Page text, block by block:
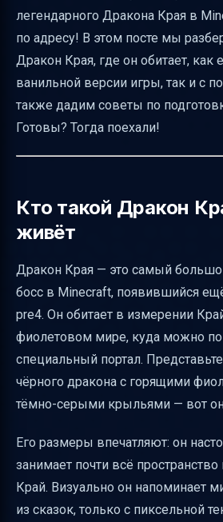
Что происходит с яйцом
победы
Шкала здоровья и
Какие блоки дракон может
Рекомендуемые предметы,
Как дракон ведёт себя в
Нижнем мире
Дропы и опыт после
Как призвать дракона
особенности
Советы по подготовке и
Частые ошибки и как их
Полезные ссылки
легендарного Дракона Края в
по адресу! В этом посте мы
Дракон Края, где он обитает, как
ванильной версии игры, так и с
также дадим советы по
Готовы? Тогда поехали!
Кто такой Дракон
живёт
Дракон Края — это самый
босс в Minecraft, появившийся
pre4. Он обитает в измерении
фиолетовом мире, куда можно
специальный портал.
чёрного дракона с горящими
тёмно-серыми крыльями — вот
Его размеры впечатляют: он
занимает почти всё пространство
Край. Визуально он напоминает
из сказок, только с пиксельной